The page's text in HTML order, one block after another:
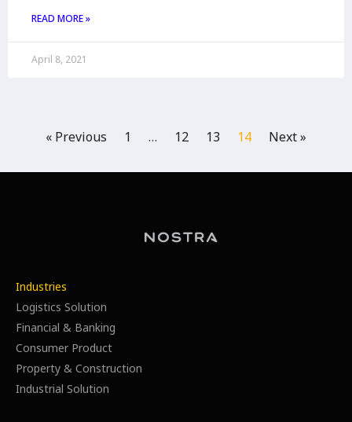
READ MORE »
April 8, 2021
« Previous 1 … 12 13 14 Next »
Industries
Logistics Solution
Financial & Banking
Consumer Product
Property & Construction
Industrial Solution